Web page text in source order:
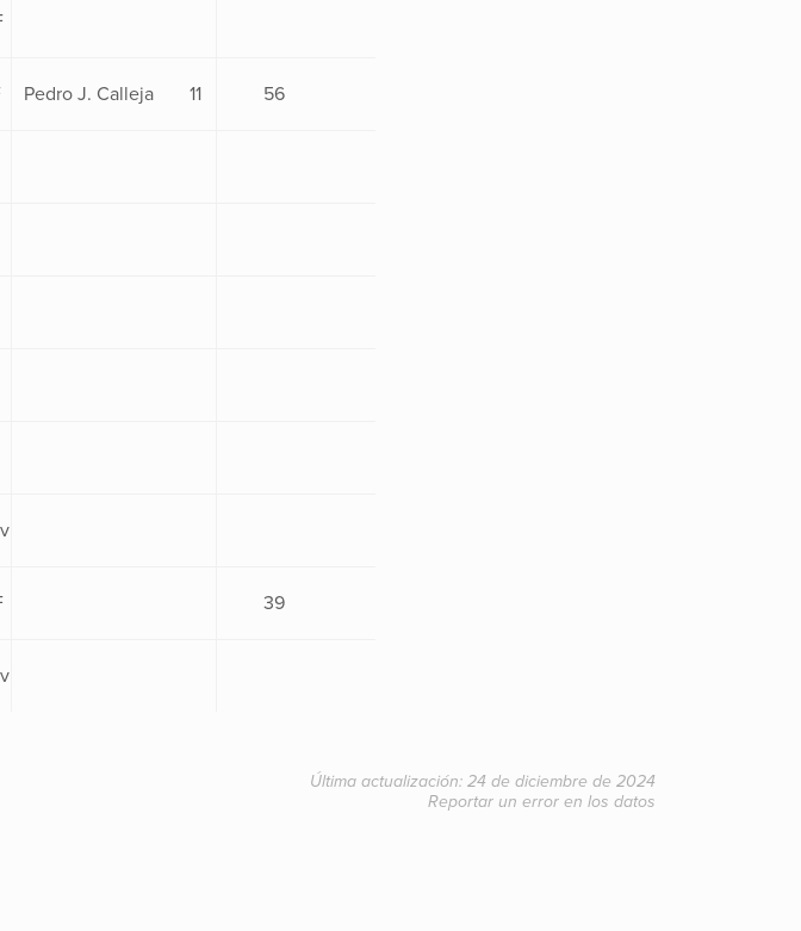
Pedro J. Calleja 11 56
39
Última actualización: 24 de diciembre de 2024
Reportar un error en los datos